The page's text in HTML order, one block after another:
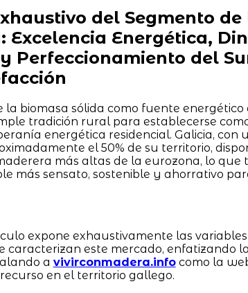
del Segmento
Excelencia Energética,
Perfeccionamiento del
la biomasa sólida como fuente energético
tradición rural para establecerse
energética residencial. Galicia,
el 50% de su territorio,
más altas de la eurozona, lo que
más sensato, sostenible y ahorrativo
expone exhaustivamente las
caracterizan este mercado, enfatizando
a vivirconmadera.infocomo la
en el territorio gallego.